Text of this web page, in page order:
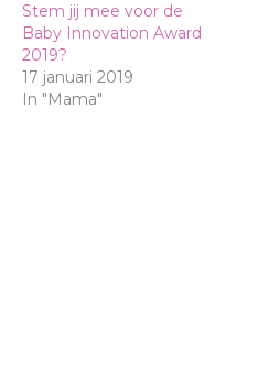
Stem jij mee voor de
Baby Innovation Award
2019?
17 januari 2019
In "Mama"